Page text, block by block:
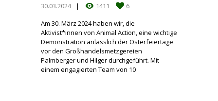
30.03.2024 1411 6
Am 30. März 2024 haben wir, die
Aktivist*innen von Animal Action, eine wichtige
Demonstration anlässlich der Osterfeiertage
vor den Großhandelsmetzgereien
Palmberger und Hilger durchgeführt. Mit
einem engagierten Team von 10